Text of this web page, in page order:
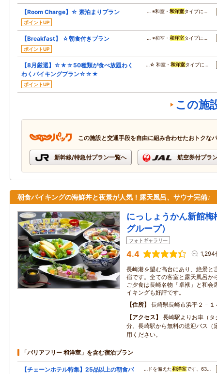
【Room Charge】☆ 素泊まりプラン
ポイントUP
… ※和室・和洋室タイプに…
【Breakfast】 ☆朝食付きプラン
ポイントUP
… ※和室・和洋室タイプに…
【8月厳選】☆★☆50種類が食べ放題わく
わくバイキングプラン☆☆★
ポイントUP
…☆ 和室・和洋室タイプに…
この施
この施設と交通手段を自由に組み合わせたおトクな
新幹線/特急付プラン一覧へ 航空券付プラ
朝食バイキングの海鮮丼と夜景が人気！露天風呂、サウナ完備♪
にっしょうかん新館
グループ）
フォトギャラリー
4.4 1,294
長崎港を望む高台にあり、絶景と
宿です。全ての客室と露天風呂か
ご夕食は長崎名物「卓袱」と和会
イキングも好評です。
住所
長崎県長崎市浜平２－１
アクセス
長崎駅よりお車（
分。長崎駅から無料の送迎バス（
用ください。
「バリアフリー 和洋室」を含む宿泊プラン
【チェーンホテル特集】25品以上の朝食バ
…ドを備えた和洋室です、63…